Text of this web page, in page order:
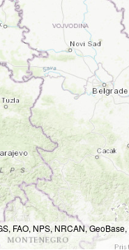
FAO, NPS, NRCAN,